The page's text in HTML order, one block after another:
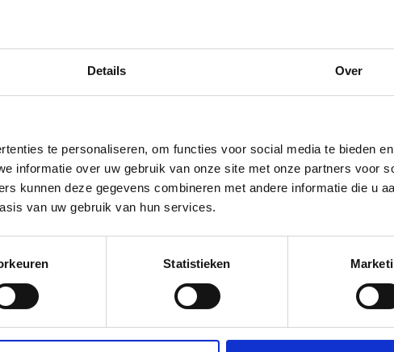
Details Over
te personaliseren, om functies voor social media te bieden
informatie over uw gebruik van onze site met onze partners voor
kunnen deze gegevens combineren met andere informatie die u
van uw gebruik van hun services.
Statistieken
Je krijgt zo een aparte email met je
Liefs, Rianne
P.S. 2: nog toffer is om dit samen te doen, druk
Doe het samen met een vriend(in)